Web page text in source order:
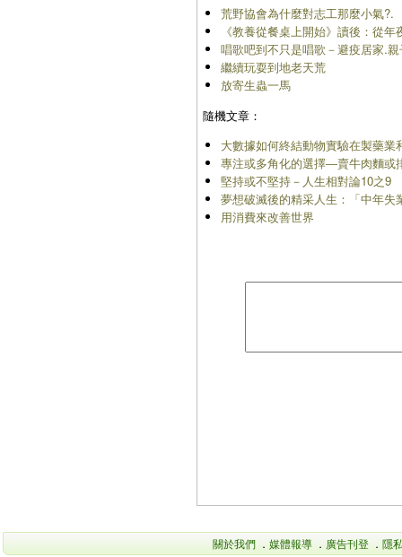
荒野協會為什麼對志工那麼小氣?.
《教養從餐桌上開始》讀後：從
唱歌吧到不只是唱歌－避疫居家.
繼續玩耍到地老天荒
放寄生蟲一馬
隨機文章：
大數據如何終結動物實驗在製藥業
專注或多角化的選擇―賣牛肉麵或
堅持或不堅持－人生相對論10之9
夢想破滅後的精采人生：「中年失
用消費來改善世界
關於我們 ． 媒體報導 ． 廣告刊登 ． 隱